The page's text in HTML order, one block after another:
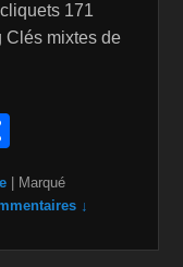
171
Clés mixtes de
ta
Marqué
↓